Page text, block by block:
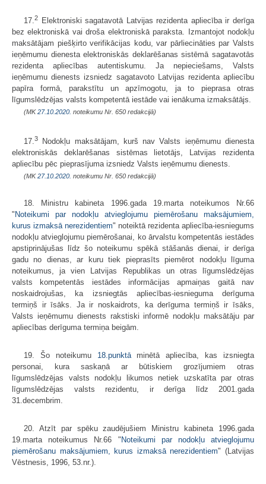
17.2
Elektroniski sagatavotā Latvijas rezidenta apliecība ir derīga
bez elektroniskā vai droša elektroniskā paraksta. Izmantojot nodokļu
maksātājam piešķirto verifikācijas kodu, var pārliecināties par Valsts
ieņēmumu dienesta elektroniskās deklarēšanas sistēmā sagatavotās
rezidenta apliecības autentiskumu. Ja nepieciešams, Valsts
ieņēmumu dienests izsniedz sagatavoto Latvijas rezidenta apliecību
papīra formā, parakstītu un apzīmogotu, ja to pieprasa otras
līgumslēdzējas valsts kompetentā iestāde vai ienākuma izmaksātājs.
(MK27.10.2020. noteikumu Nr. 650 redakcijā)
17.3
Nodokļu maksātājam, kurš nav Valsts ieņēmumu dienesta
elektroniskās deklarēšanas sistēmas lietotājs, Latvijas rezidenta
apliecību pēc pieprasījuma izsniedz Valsts ieņēmumu dienests.
(MK27.10.2020. noteikumu Nr. 650 redakcijā)
18. Ministru kabineta 1996.gada 19.marta noteikumos Nr.66
" Noteikumi par nodokļu atvieglojumu piemērošanu maksājumiem,
kurus izmaksā nerezidentiem" noteiktā rezidenta apliecība-iesniegums
nodokļu atvieglojumu piemērošanai, ko ārvalstu kompetentās iestādes
apstiprinājušas līdz šo noteikumu spēkā stāšanās dienai, ir derīga
gadu no dienas, ar kuru tiek pieprasīts piemērot nodokļu līguma
noteikumus, ja vien Latvijas Republikas un otras līgumslēdzējas
valsts kompetentās iestādes informācijas apmaiņas gaitā nav
noskaidrojušas, ka izsniegtās apliecības-iesnieguma derīguma
termiņš ir īsāks. Ja ir noskaidrots, ka derīguma termiņš ir īsāks,
Valsts ieņēmumu dienests rakstiski informē nodokļu maksātāju par
apliecības derīguma termiņa beigām.
19. Šo noteikumu 18.punktāminētā apliecība, kas izsniegta
personai, kura saskaņā ar būtiskiem grozījumiem otras
līgumslēdzējas valsts nodokļu likumos netiek uzskatīta par otras
līgumslēdzējas valsts rezidentu, ir derīga līdz 2001.gada
31.decembrim.
20. Atzīt par spēku zaudējušiem Ministru kabineta 1996.gada
19.marta noteikumus Nr.66 " Noteikumi par nodokļu atvieglojumu
piemērošanu maksājumiem, kurus izmaksā nerezidentiem" (Latvijas
Vēstnesis, 1996, 53.nr.).